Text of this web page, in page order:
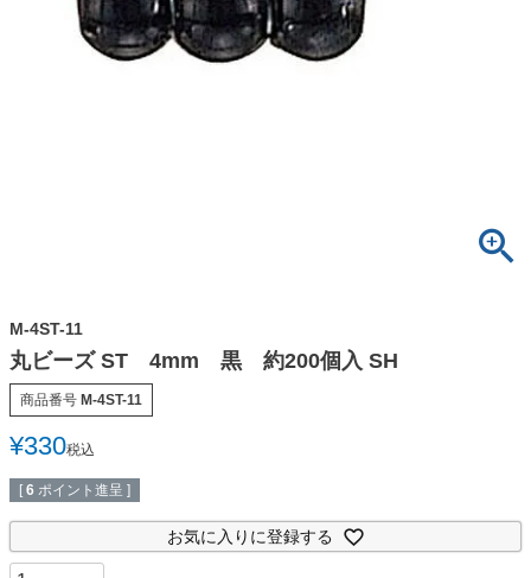
M-4ST-11
丸ビーズ ST 4mm 黒 約200個入 SH
商品番号 M-4ST-11
¥330税込
[ 6 ポイント進呈 ]
お気に入りに登録する